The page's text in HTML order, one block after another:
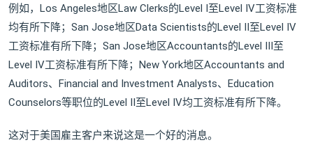
例如，Los Angeles地区Law Clerks的Level I至Level IV工资标准
均有所下降；San Jose地区Data Scientists的Level II至Level IV
工资标准有所下降；San Jose地区Accountants的Level III至
Level IV工资标准有所下降；New York地区Accountants and
Auditors、Financial and Investment Analysts、Education
Counselors等职位的Level II至Level IV均工资标准有所下降。
这对于美国雇主客户来说这是一个好的消息。